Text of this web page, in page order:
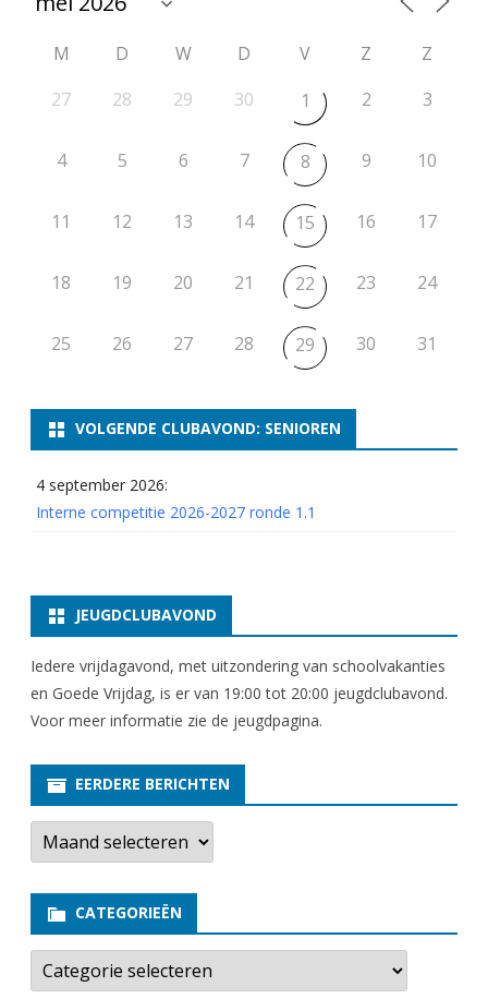
M D W D V Z
Z
27
28 29 30 1 2 3
4 5 6 7 8 9 10
11 12 13 14 15 16 17
18 19 20 21 22 23 24
25 26 27 28 29 30 31
VOLGENDE CLUBAVOND: SENIOREN
4 september 2026:
Interne competitie 2026-2027 ronde 1.1
JEUGDCLUBAVOND
Iedere vrijdagavond, met uitzondering van schoolvakanties
en Goede Vrijdag, is er van 19:00 tot 20:00 jeugdclubavond.
Voor meer informatie zie de jeugdpagina.
EERDERE BERICHTEN
E
r
e
e
b
r
CATEGORIEËN
C
t